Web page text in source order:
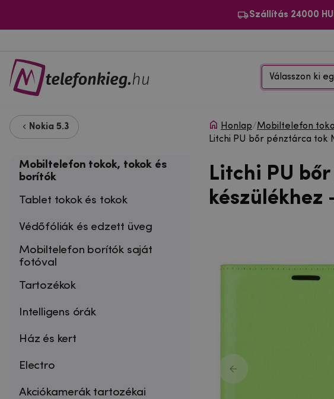
Szállítás 24000
Válasszon ki
Nokia 5.3
Mobiltelefon tokok, tokok és
borítók
Tablet tokok és tokok
Védőfóliák és edzett üveg
Mobiltelefon borítók saját
fotóval
Tartozékok
Intelligens órák
Ház és kert
Electro
Akciókamerák tartozékai
Honlap/Mobiltelefon
Litchi PU bőr pénztárca tok
Litchi PU
készülékhez